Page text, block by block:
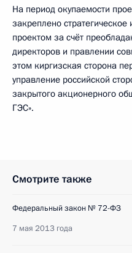
На период окупаемости
закреплено
проектом за счёт
директоров и правлении
этом киргизская сторона
управление российской
закрытого акционерного
ГЭС».
Смотрите также
Федеральный закон № 72-ФЗ
7 мая 2013 года